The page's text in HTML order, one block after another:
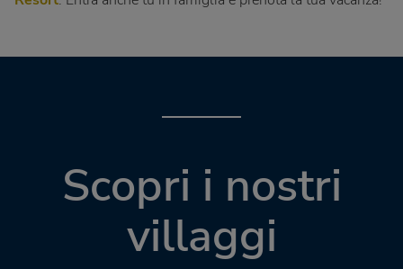
Scopri i nostri
villaggi